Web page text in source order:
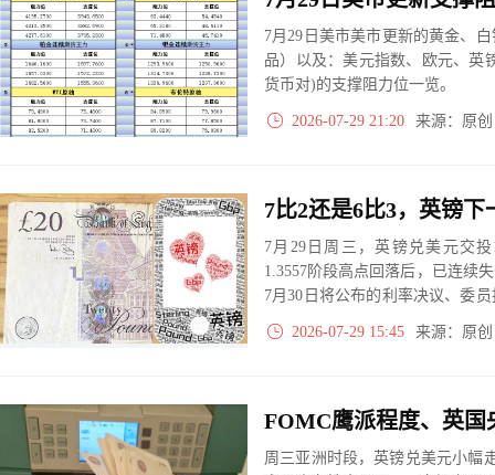
7月29日美市美市更新的黄金、
品）以及：美元指数、欧元、英
货币对)的支撑阻力位一览。
2026-07-29 21:20 来源：原
7月29日周三，英镑兑美元交
1.3557阶段高点回落后，已连续
7月30日将公布的利率决议、委
估。
2026-07-29 15:45 来源：原
周三亚洲时段，英镑兑美元小幅